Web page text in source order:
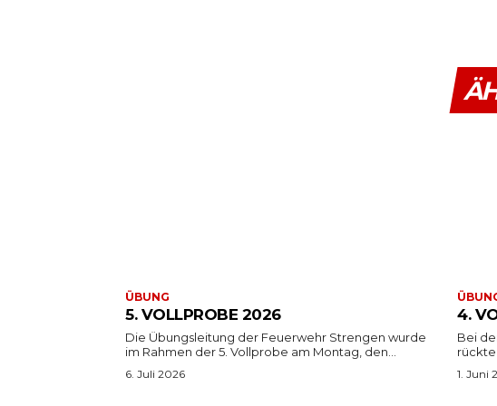
ÜBUNG
5. VOLLPROBE 2026
Die Übungsleitung der Feuerwehr Strengen wurde
im Rahmen der 5. Vollprobe am Montag, den...
6. Juli 2026
4.
Bei
rückte
1. Juni